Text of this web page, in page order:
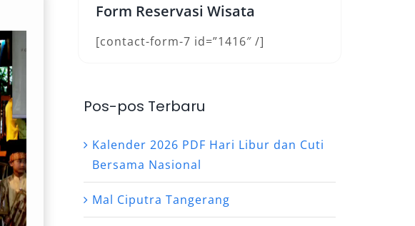
Form Reservasi Wisata
[contact-form-7 id=”1416″ /]
Pos-pos Terbaru
Kalender 2026 PDF Hari Libur dan Cuti
Bersama Nasional
Mal Ciputra Tangerang